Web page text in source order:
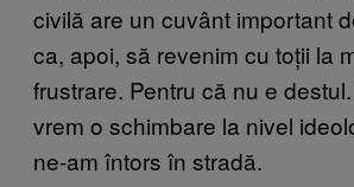
civilă are un cuvânt important
ca, apoi, să revenim cu toții la
frustrare. Pentru că nu e
vrem o schimbare la nivel
ne-am întors în stradă.